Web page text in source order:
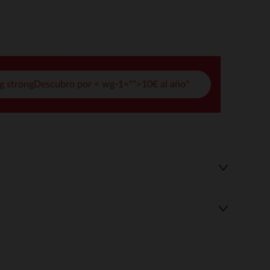
strongDescubro por < wg-1="">10€ al año*